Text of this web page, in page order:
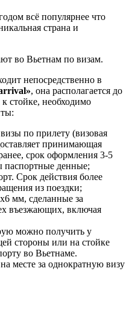
всё популярнее что
страна и
во Вьетнам по визам.
непосредственно в
, она располагается до
стойке, необходимо
по прилету (визовая
принимающая
срок оформления 3-5
паспортные денные;
Срок действия более
из поездки;
мм, сделанные за
въезжающих, включая
можно получить у
стороны или на стойке
во Вьетнаме.
месте за однократную визу